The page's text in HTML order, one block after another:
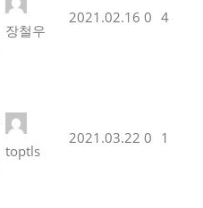
장철우
2021.02.16 0 4
toptls
2021.03.22 0 1